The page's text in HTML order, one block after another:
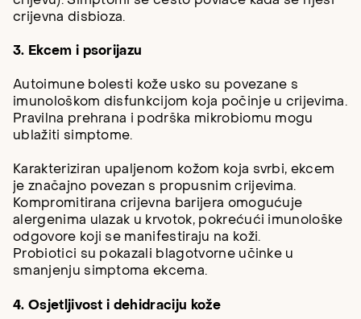
crijevna disbioza.
3. Ekcem i psorijazu
Autoimune bolesti kože usko su povezane s
imunološkom disfunkcijom koja počinje u crijevima.
Pravilna prehrana i podrška mikrobiomu mogu
ublažiti simptome.
Karakteriziran upaljenom kožom koja svrbi, ekcem
je značajno povezan s propusnim crijevima.
Kompromitirana crijevna barijera omogućuje
alergenima ulazak u krvotok, pokrećući imunološke
odgovore koji se manifestiraju na koži.
Probiotici su pokazali blagotvorne učinke u
smanjenju simptoma ekcema.
4. Osjetljivost i dehidraciju kože